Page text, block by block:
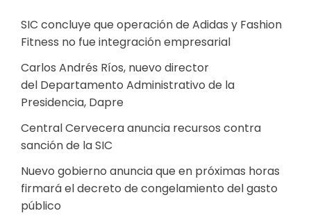
SIC concluye que operación de Adidas y Fashion
Fitness no fue integración empresarial
Carlos Andrés Ríos, nuevo director
del Departamento Administrativo de la
Presidencia, Dapre
Central Cervecera anuncia recursos contra
sanción de la SIC
Nuevo gobierno anuncia que en próximas horas
firmará el decreto de congelamiento del gasto
público